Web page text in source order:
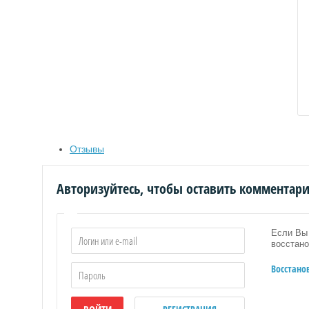
Отзывы
Авторизуйтесь, чтобы оставить
Если Вы